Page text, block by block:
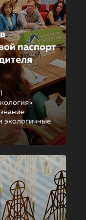
паспорт
экологичные